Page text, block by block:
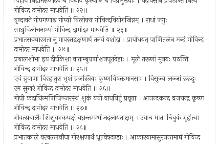
गोविन्द दामोदर माधवेति ॥ २२॥
वृन्दावने गोपगणाश्च गोप्यो विलोक्य गोविन्दवियोगखिन्नम् । राधां जगुः
साश्रुविलोचनाभ्यां गोविन्द दामोदर माधवेति ॥ २३॥
प्रभातसञ्चारगता नु गावस्तद्रक्षणार्थं तनयं यशोदा । प्राबोधयत् पाणितलेन मन्दं गोविन्द
दामोदर माधवेति ॥ २४॥
प्रबालशोभा इव दीर्घकेशा वाताम्बुपर्णाशनपूतदेहाः । मूले तरूणां मुनयः पठन्ति
गोविन्द दामोदर माधवेति ॥ २५॥
एवं ब्रुवाणा विरहातुरा भृशं व्रजस्त्रियः कृष्णविषक्तमानसाः । विसृज्य लज्जां रुरुदुः
स्म सुखरं गोविन्द दामोदर माधवेति ॥ २६॥
गोपी कदाचिन्मणिपिञ्जरस्थं शुकं वचो वाचयितुं प्रवृत्ता । आनन्दकन्द व्रजचन्द्र कृष्ण
गोविन्द दामोदर माधवेति ॥ २७॥
गोवत्सबालैः शिशुकाकपक्षं बध्नन्तमम्भोजदलायताक्षम् । उवाच माता चिबुकं गृहीत्वा
गोविन्द दामोदर माधवेति ॥ २८॥
प्रभातकाले वरवल्लवौघा गोरक्षणार्थं धृतवेत्रदण्डाः । आकारयामासुरनन्तमाद्यं गोविन्द